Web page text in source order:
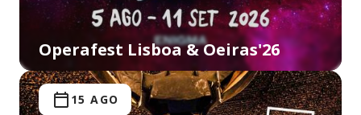
Operafest Lisboa & Oeiras'26
15 AGO